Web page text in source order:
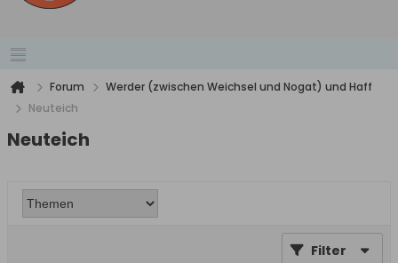
Forum
Werder (zwischen Weichsel und Nogat) und Haff
Neuteich
Neuteich
Filter